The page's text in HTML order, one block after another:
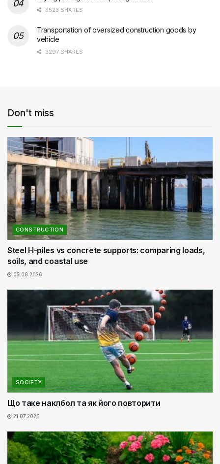
3523 SHARES
Transportation of oversized construction goods by
vehicle
3297 SHARES
Don't miss
CONSTRUCTION
Steel H-piles vs concrete supports: comparing loads,
soils, and coastal use
05.08.2026
SOCIETY
Що таке наклбол та як його повторити
21.07.2026